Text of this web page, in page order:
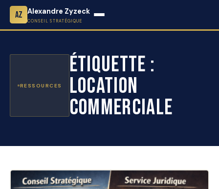
AZ Alexandre Zyzeck
CONSEIL STRATÉGIQUE
RESSOURCES
Étiquette :
Location
commerciale